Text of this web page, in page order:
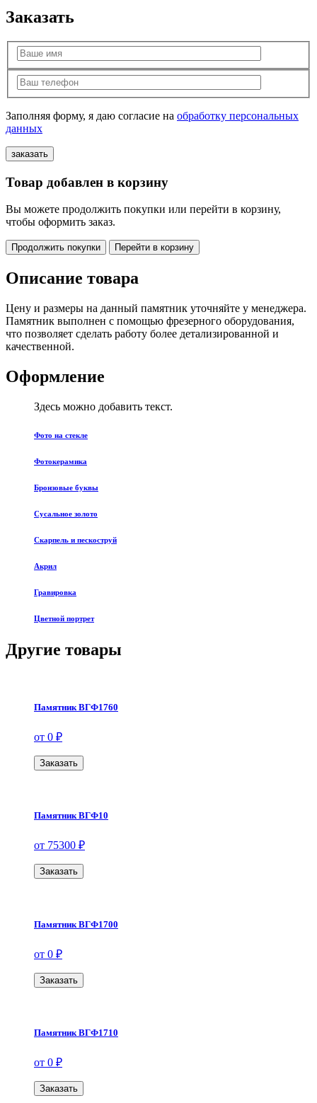
Заказать
Заполняя форму, я даю согласие на обработку персональных
данных
Товар добавлен в корзину
Вы можете продолжить покупки или перейти в корзину,
чтобы оформить заказ.
Продолжить покупки Перейти в корзину
Описание товара
Цену и размеры на данный памятник уточняйте у менеджера.
Памятник выполнен с помощью фрезерного оборудования,
что позволяет сделать работу более детализированной и
качественной.
Оформление
Здесь можно добавить текст.
Фото на стекле
Фотокерамика
Бронзовые буквы
Сусальное золото
Скарпель и пескоструй
Акрил
Гравировка
Цветной портрет
Другие товары
Памятник ВГФ1760
от 0 ₽
Заказать
Памятник ВГФ10
от 75300 ₽
Заказать
Памятник ВГФ1700
от 0 ₽
Заказать
Памятник ВГФ1710
от 0 ₽
Заказать